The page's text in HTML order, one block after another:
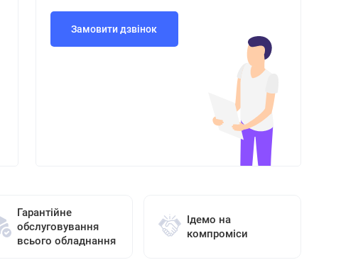
Замовити дзвінок
Гарантійне
обслуговування
всього обладнання
Ідемо на
компроміси